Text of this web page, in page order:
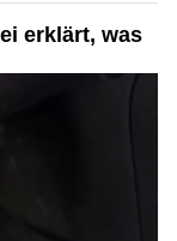
erklärt, was